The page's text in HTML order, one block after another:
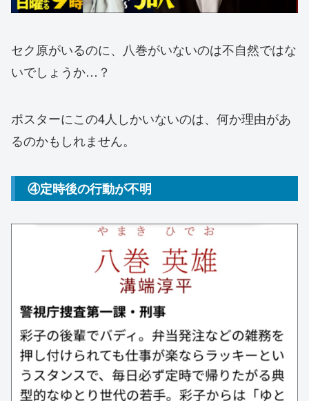
セク原がいるのに、八巻がいないのは不自然ではな
いでしょうか…？
ポスターにこの4人しかいないのは、何か理由があ
るのかもしれません。
④定時後の行動が不明